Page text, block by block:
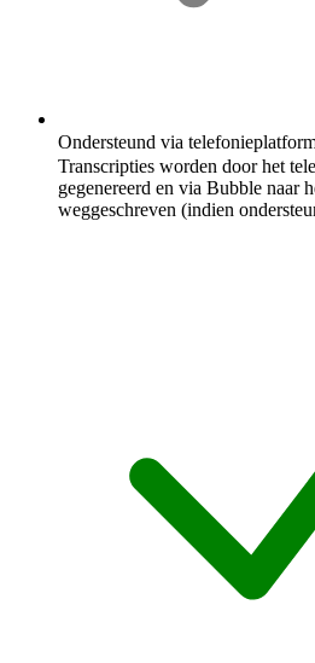
Ondersteund via
Transcripties worden door het
gegenereerd en via Bubble naar
weggeschreven (indien